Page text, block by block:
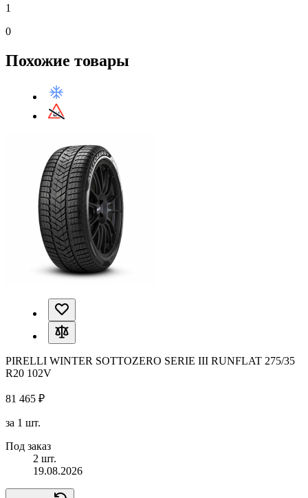
1
0
Похожие товары
PIRELLI WINTER SOTTOZERO SERIE III RUNFLAT 275/35
R20 102V
81 465 ₽
за 1 шт.
Под заказ
2 шт.
19.08.2026